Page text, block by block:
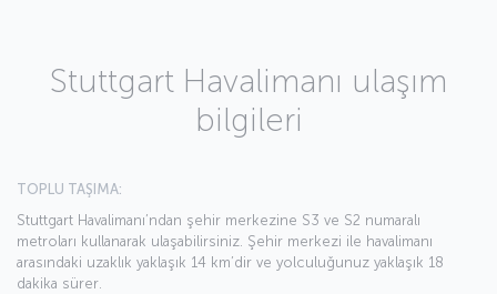
Stuttgart Havalimanı ulaşım
bilgileri
TOPLU TAŞIMA:
Stuttgart Havalimanı’ndan şehir merkezine S3 ve S2 numaralı
metroları kullanarak ulaşabilirsiniz. Şehir merkezi ile havalimanı
arasındaki uzaklık yaklaşık 14 km’dir ve yolculuğunuz yaklaşık 18
dakika sürer.